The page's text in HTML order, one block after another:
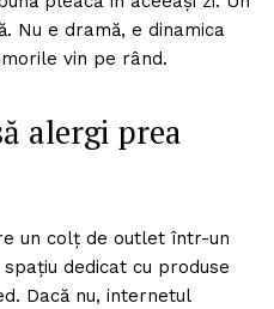
Nu e dramă, e dinamica
vin pe rând.
alergi prea
un colț de outlet într-un
dedicat cu produse
Dacă nu, internetul